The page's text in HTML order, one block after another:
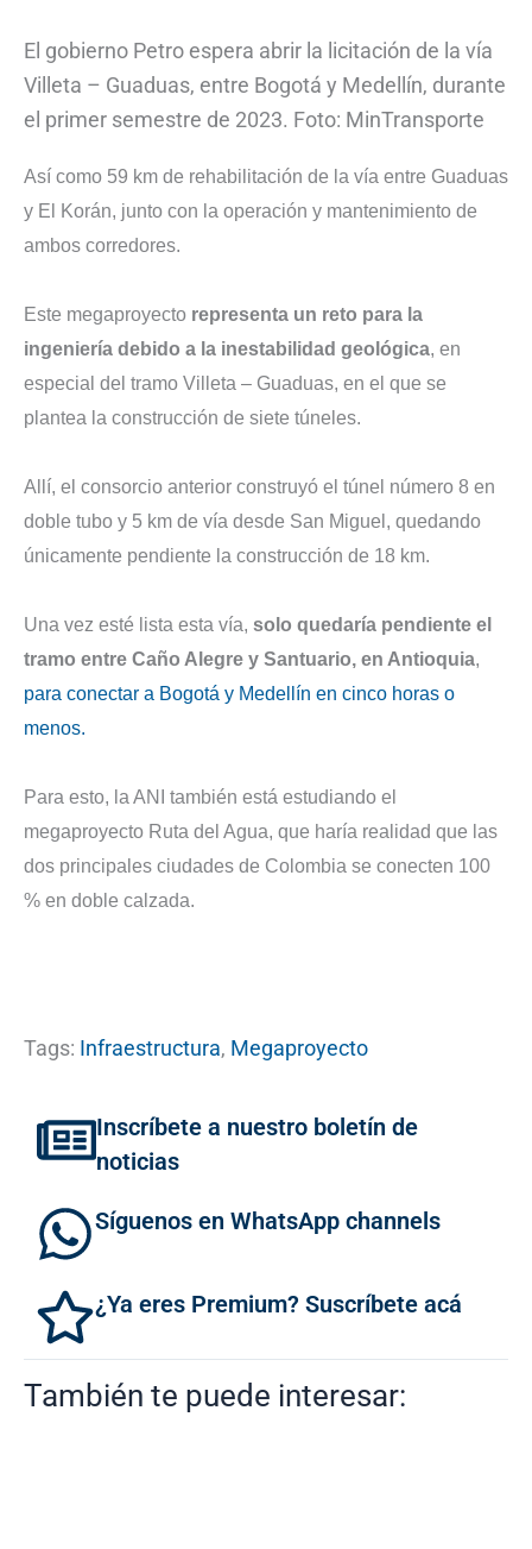
El gobierno Petro espera abrir la licitación de la vía
Villeta – Guaduas, entre Bogotá y Medellín, durante
el primer semestre de 2023. Foto: MinTransporte
Así como 59 km de rehabilitación de la vía entre Guaduas
y El Korán, junto con la operación y mantenimiento de
ambos corredores.
Este megaproyecto representa un reto para la
ingeniería debido a la inestabilidad geológica, en
especial del tramo Villeta – Guaduas, en el que se
plantea la construcción de siete túneles.
Allí, el consorcio anterior construyó el túnel número 8 en
doble tubo y 5 km de vía desde San Miguel, quedando
únicamente pendiente la construcción de 18 km.
Una vez esté lista esta vía, solo quedaría pendiente el
tramo entre Caño Alegre y Santuario, en Antioquia,
para conectar a Bogotá y Medellín en cinco horas o
menos.
Para esto, la ANI también está estudiando el
megaproyecto Ruta del Agua, que haría realidad que las
dos principales ciudades de Colombia se conecten 100
% en doble calzada.
Tags: Infraestructura, Megaproyecto
Inscríbete a nuestro boletín de
noticias
Síguenos en WhatsApp channels
¿Ya eres Premium? Suscríbete acá
También te puede interesar: